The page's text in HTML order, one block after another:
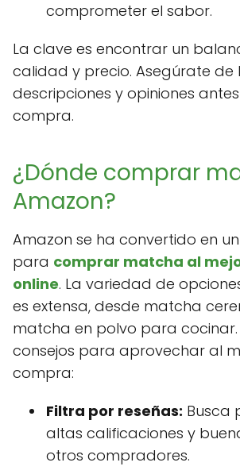
comprometer el sabor.
La clave es encontrar un
calidad y precio. Asegúrate de
descripciones y opiniones
compra.
¿Dónde comprar
Amazon?
Amazon se ha convertido en
para comprar matcha al
online. La variedad de
es extensa, desde matcha
matcha en polvo para
consejos para aprovechar al
compra:
Filtra por reseñas: Busca
altas calificaciones y
otros compradores.